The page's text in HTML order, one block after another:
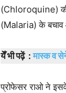
(Chloroquine) की
(Malaria) के बचाव
येँ भी पढ़ें : मास्क व
प्रोफेसर राओ ने